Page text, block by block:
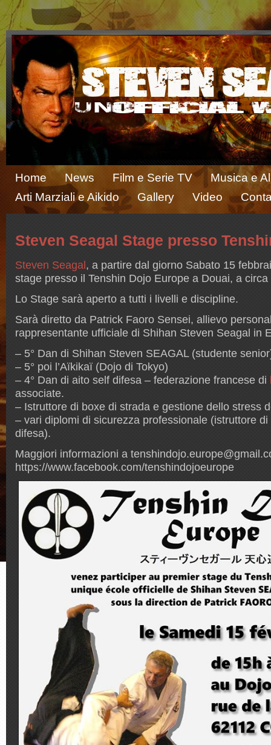
Home News Film e Serie TV
Musica e
Arti Marziali e Aikido
Gallery Video
Steven Seagal Stage presso
Steven Seagal, a partire dal giorno Sabato 15
stage presso il Tenshin Dojo Europe a Douai, a
Lo Stage sarà aperto a tutti i livelli e discipline.
Sarà diretto da Patrick Faoro Sensei, allievo
rappresentante ufficiale di Shihan Steven Seagal in
– 5° Dan di Shihan Steven SEAGAL (studente
– 5° poi l’Aïkikaï (Dojo di Tokyo)
– 4° Dan di aito self difesa – federazione francese di
associate.
– Istruttore di boxe di strada e gestione dello stress
– vari diplomi di sicurezza professionale (istruttore
difesa).
Maggiori informazioni a
https://www.facebook.com/tenshindojoeurope